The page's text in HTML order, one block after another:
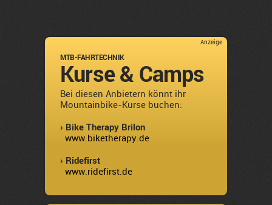
Anzeige
MTB-FAHRTECHNIK
Kurse & Camps
Bei diesen Anbietern könnt ihr
Mountainbike-Kurse buchen:
› Bike Therapy Brilon
www.biketherapy.de
› Ridefirst
www.ridefirst.de